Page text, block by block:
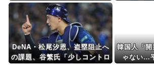
作りをやめる人も多くなるんじ
ゃないかな?」
DeNA・松尾汐恩、盗塁阻止へ
の課題、谷繁氏「少しコントロ
韓国人「
ゃない…